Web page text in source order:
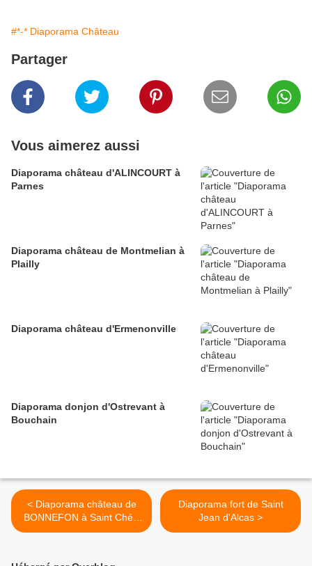
#*-* Diaporama Château
Partager
Vous aimerez aussi
Diaporama château d'ALINCOURT à
Parnes
Diaporama château de Montmelian à
Plailly
Diaporama château d'Ermenonville
Diaporama donjon d'Ostrevant à
Bouchain
< Diaporama château de
BONNEFON à Saint Chély
d'Aubrac
Diaporama fort de Saint
Jean d'Alcas >